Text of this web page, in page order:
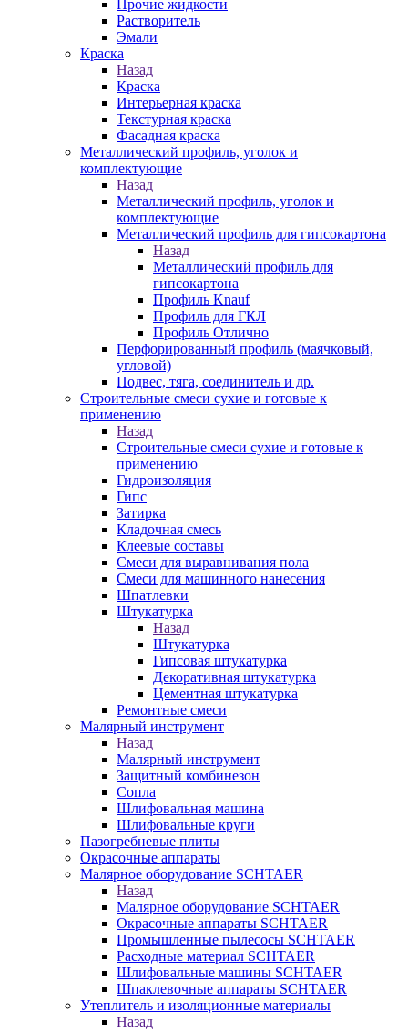
Прочие жидкости
Растворитель
Эмали
Краска
Назад
Краска
Интерьерная краска
Текстурная краска
Фасадная краска
Металлический профиль, уголок и
комплектующие
Назад
Металлический профиль, уголок и
комплектующие
Металлический профиль для гипсокартона
Назад
Металлический профиль для
гипсокартона
Профиль Knauf
Профиль для ГКЛ
Профиль Отлично
Перфорированный профиль (маячковый,
угловой)
Подвес, тяга, соединитель и др.
Строительные смеси сухие и готовые к
применению
Назад
Строительные смеси сухие и готовые к
применению
Гидроизоляция
Гипс
Затирка
Кладочная смесь
Клеевые составы
Смеси для выравнивания пола
Смеси для машинного нанесения
Шпатлевки
Штукатурка
Назад
Штукатурка
Гипсовая штукатурка
Декоративная штукатурка
Цементная штукатурка
Ремонтные смеси
Малярный инструмент
Назад
Малярный инструмент
Защитный комбинезон
Сопла
Шлифовальная машина
Шлифовальные круги
Пазогребневые плиты
Окрасочные аппараты
Малярное оборудование SCHTAER
Назад
Малярное оборудование SCHTAER
Окрасочные аппараты SCHTAER
Промышленные пылесосы SCHTAER
Расходные материал SCHTAER
Шлифовальные машины SCHTAER
Шпаклевочные аппараты SCHTAER
Утеплитель и изоляционные материалы
Назад